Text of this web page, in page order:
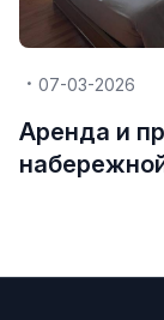
07-03-2026
Аренда и